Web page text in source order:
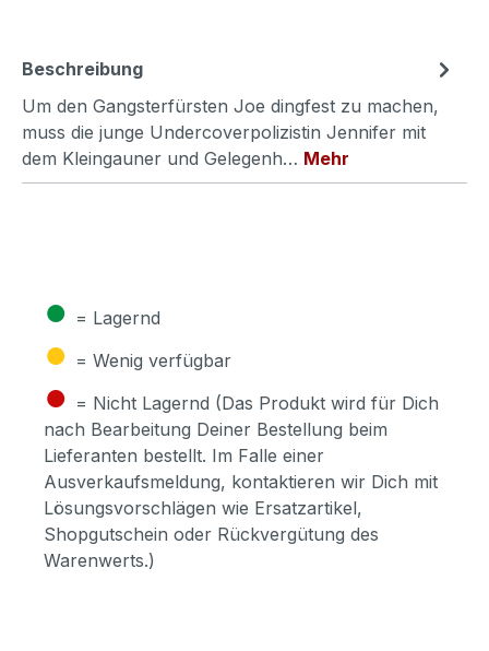
Beschreibung
Um den Gangsterfürsten Joe dingfest zu machen,
muss die junge Undercoverpolizistin Jennifer mit
dem Kleingauner und Gelegenh… Mehr
● = Lagernd
● = Wenig verfügbar
● = Nicht Lagernd (Das Produkt wird für Dich
nach Bearbeitung Deiner Bestellung beim
Lieferanten bestellt. Im Falle einer
Ausverkaufsmeldung, kontaktieren wir Dich mit
Lösungsvorschlägen wie Ersatzartikel,
Shopgutschein oder Rückvergütung des
Warenwerts.)